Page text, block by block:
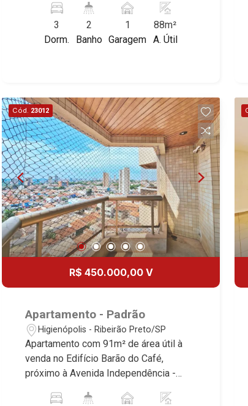
planejadas, sacada, 1 vaga coberta,
excelente localização, próximo ao
Estádio Comercial.
3
Dorm.
2
Banho
1
Garagem
88m²
A. Útil
Cód. 23012
R$ 450.000,00 V
Apartamento - Padrão
Higienópolis - Ribeirão Preto/SP
Apartamento com 91m² de área útil à
venda no Edifício Barão do Café,
próximo à Avenida Independência -
Conheça as características deste